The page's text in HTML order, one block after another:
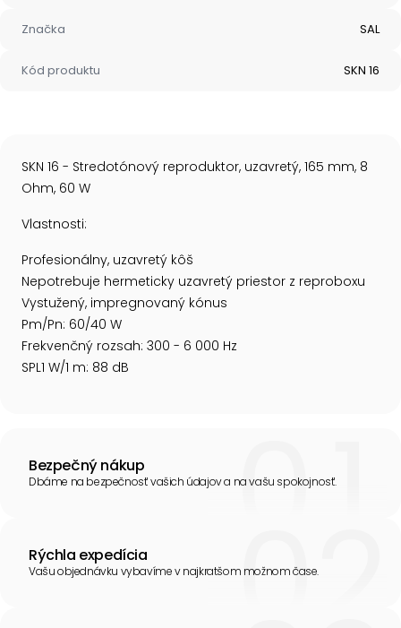
Značka SAL
Kód produktu SKN 16
SKN 16 - Stredotónový reproduktor, uzavretý, 165 mm, 8
Ohm, 60 W
Vlastnosti:
Profesionálny, uzavretý kôš
Nepotrebuje hermeticky uzavretý priestor z reproboxu
Vystužený, impregnovaný kónus
Pm/Pn: 60/40 W
Frekvenčný rozsah: 300 - 6 000 Hz
SPL1 W/1 m: 88 dB
Bezpečný nákup
Dbáme na bezpečnosť vašich údajov a na vašu spokojnosť.
Rýchla expedícia
Vašu objednávku vybavíme v najkratšom možnom čase.